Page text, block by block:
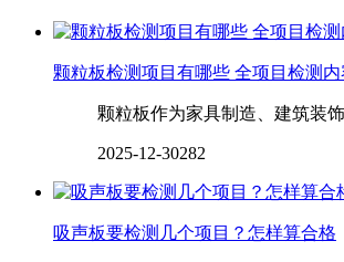
颗粒板检测项目有哪些 全项目检测
颗粒板作为家具制造、建筑装饰
2025-12-30282
吸声板要检测几个项目？怎样算合格